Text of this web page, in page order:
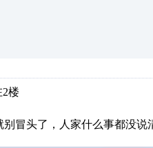
楼
冒头了，人家什么事都没